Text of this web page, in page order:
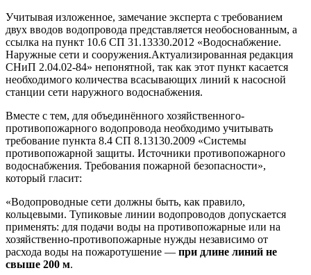
Учитывая изложенное, замечание эксперта с требованием
двух вводов водопровода представляется необоснованным, а
ссылка на пункт 10.6 СП 31.13330.2012 «Водоснабжение.
Наружные сети и сооружения.Актуализированная редакция
СНиП 2.04.02-84» непонятной, так как этот пункт касается
необходимого количества всасывающих линий к насосной
станции сети наружного водоснабжения.
Вместе с тем, для объединённого хозяйственного-
противопожарного водопровода необходимо учитывать
требование пункта 8.4 СП 8.13130.2009 «Системы
противопожарной защиты. Источники противопожарного
водоснабжения. Требования пожарной безопасности»,
который гласит:
«Водопроводные сети должны быть, как правило,
кольцевыми. Тупиковые линии водопроводов допускается
применять: для подачи воды на противопожарные или на
хозяйственно-противопожарные нужды независимо от
расхода воды на пожаротушение — при длине линий не
свыше 200 м.